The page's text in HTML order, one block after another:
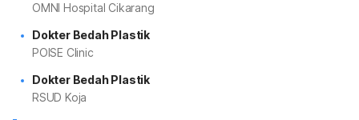
OMNI Hospital Cikarang
Dokter Bedah Plastik
POISE Clinic
Dokter Bedah Plastik
RSUD Koja